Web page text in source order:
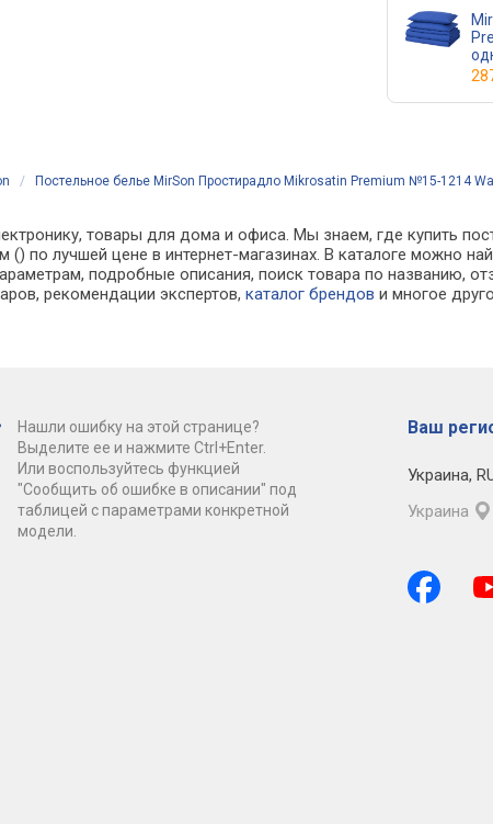
/ Постельное белье MirSon Простирадло Mikrosatin Premium №15-1214
товары для дома и офиса. Мы знаем, где купить
по лучшей цене в интернет-магазинах. В каталоге можно
подробные описания, поиск товара по названию,
рекомендации экспертов,каталог брендов и многое
Нашли ошибку на этой странице?
Выделите ее и нажмите Ctrl+Enter.
Или воспользуйтесь функцией
"Сообщить об ошибке в описании" под
таблицей с параметрами конкретной
модели.
Ваш
Украина,
Украина